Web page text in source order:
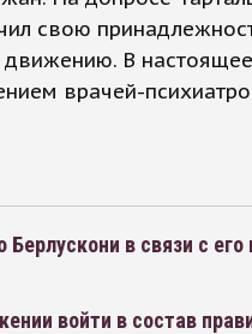
свою
движению. В
врачей-
в связи с его
войти в состав